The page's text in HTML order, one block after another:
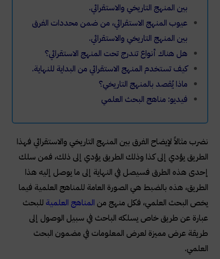
بين المنهج التاريخي والاستقرائي.
عيوب المنهج الاستقرائي، من ضمن محددات الفرق
بين المنهج التاريخي والاستقرائي.
هل هناك أنواع تندرج تحت المنهج الاستقرائي؟
كيف تستخدم المنهج الاستقرائي من البداية للنهاية.
ماذا يُقصد بالمنهج التاريخي؟
فيديو: مناهج البحث العلمي
نضرب مثالاً لإيضاح الفرق بين المنهج التاريخي والاستقرائي فهذا
الطريق يؤدي إلى كذا وذلك الطريق يؤدي إلى ذلك، فمن سلك
إحدى هذه الطرق فسيصل في النهاية إلى ما يوصل إليه هذا
الطريق، هذه بالضبط هي الصورة العامة للمناهج العلمية فيما
يخص البحث العلمي، فكل منهج من المناهج العلمية للبحث
عبارة عن طريق خاص يسلكه الباحث في سبيل الوصول إلى
طريقة عرض مميزة لعرض المعلومات في مضمون البحث
العلمي.